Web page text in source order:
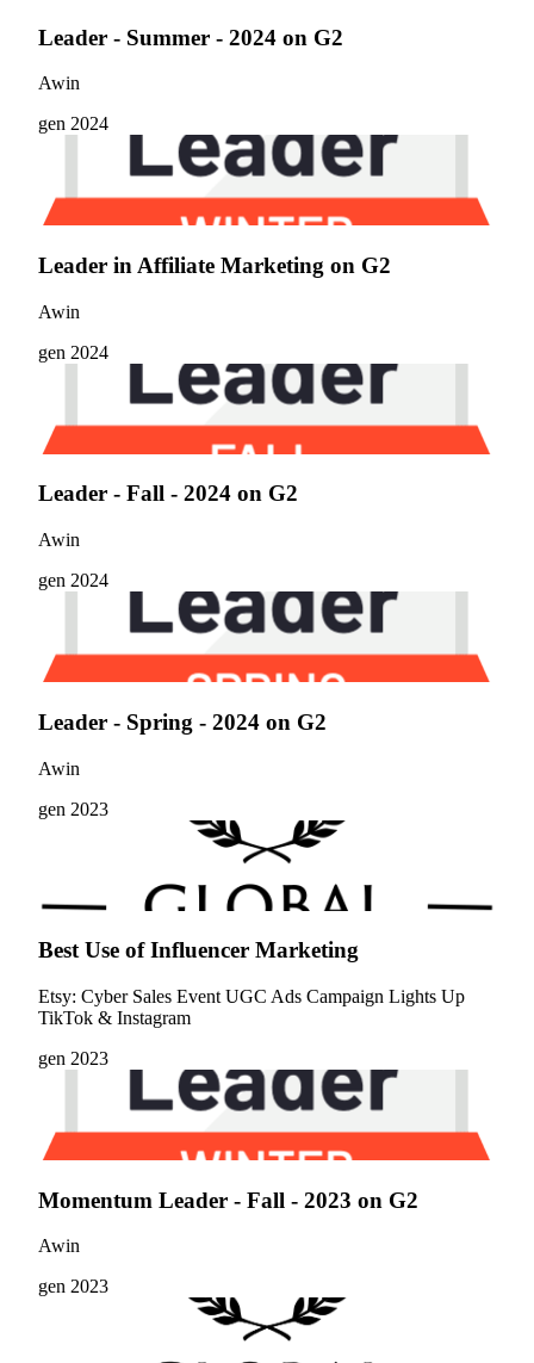
Leader - Summer - 2024 on G2
Awin
gen 2024
Leader in Affiliate Marketing on G2
Awin
gen 2024
Leader - Fall - 2024 on G2
Awin
gen 2024
Leader - Spring - 2024 on G2
Awin
gen 2023
Best Use of Influencer Marketing
Etsy: Cyber Sales Event UGC Ads Campaign Lights Up
TikTok & Instagram
gen 2023
Momentum Leader - Fall - 2023 on G2
Awin
gen 2023